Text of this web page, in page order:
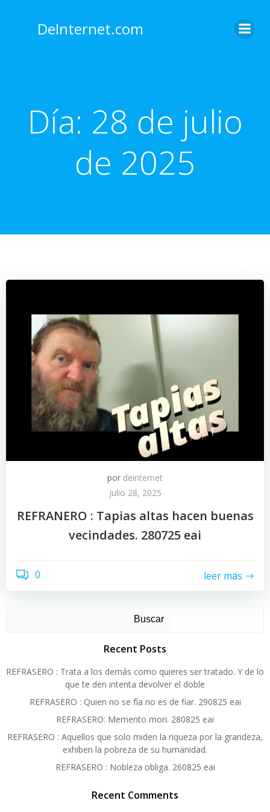
contenido
DeInternet.com
Día: 28 de julio
de 2025
por deinternet
julio 28, 2025
REFRANERO : Tapias altas hacen buenas
vecindades. 280725 eai
0 leer más
Buscar
Recent Posts
REFRASERO : Trata a los demás como quieres ser tratado. Y de lo
que te den intenta devolver el doble
REFRASERO : Quien no se fía no es de fiar. 290825 eai
REFRASERO: Memento mori. 280825 eai
REFRASERO : Aquellos que solo miden la riqueza por la grandeza,
exhiben la pobreza de su humanidad.
REFRASERO : Nobleza obliga. 260825 eai
Recent Comments